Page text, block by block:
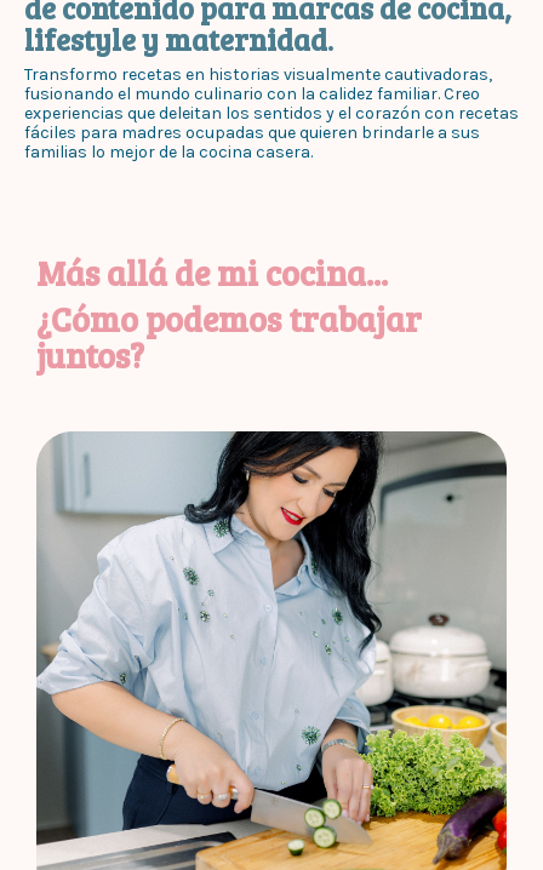
de contenido para marcas de cocina,
lifestyle y maternidad.
Transformo recetas en historias visualmente cautivadoras,
fusionando el mundo culinario con la calidez familiar. Creo
experiencias que deleitan los sentidos y el corazón con recetas
fáciles para madres ocupadas que quieren brindarle a sus
familias lo mejor de la cocina casera.
Más allá de mi cocina...
¿Cómo podemos trabajar
juntos?